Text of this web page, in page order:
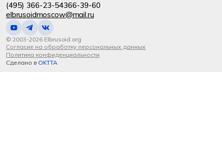
(495) 366-23-54366-39-60
elbrusoidmoscow@mail.ru
© 2003-2026 Elbrusoid.org
Согласие на обработку персональных данных
Политика конфиденциальности
Сделано в OKTTA